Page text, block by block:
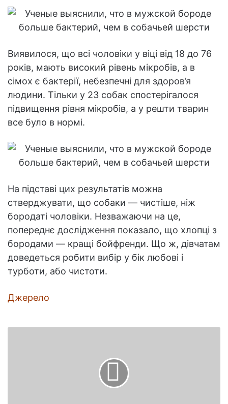
Виявилося, що всі чоловіки у віці від 18 до 76
років, мають високий рівень мікробів, а в
сімох є бактерії, небезпечні для здоров’я
людини. Тільки у 23 собак спостерігалося
підвищення рівня мікробів, а у решти тварин
все було в нормі.
На підставі цих результатів можна
стверджувати, що собаки — чистіше, ніж
бородаті чоловіки. Незважаючи на це,
попереднє дослідження показало, що хлопці з
бородами — кращі бойфренди. Що ж, дівчатам
доведеться робити вибір у бік любові і
турботи, або чистоти.
Джерело